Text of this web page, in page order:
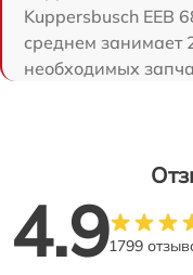
Kuppersbusch EEB
среднем занимает
необходимых
4.91799